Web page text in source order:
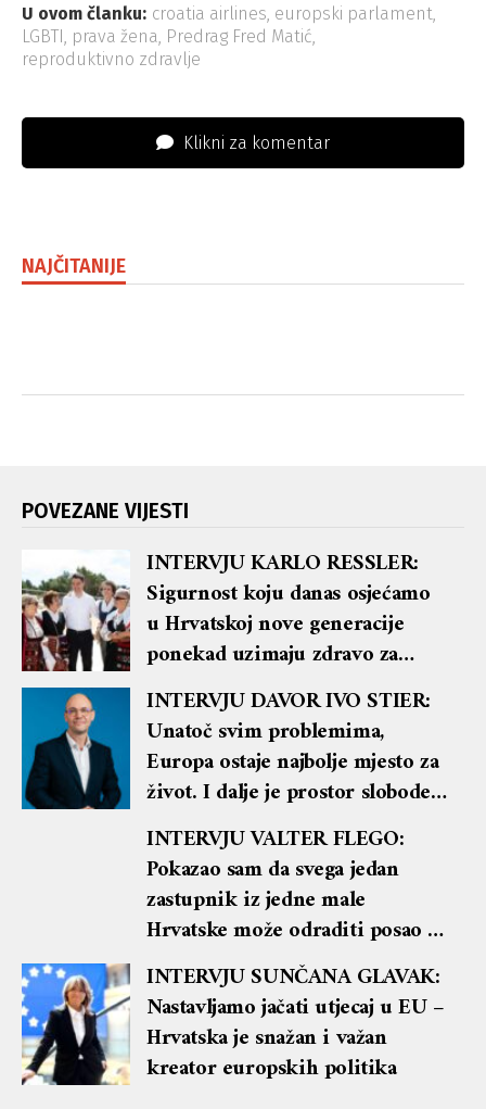
U ovom članku: croatia airlines, europski parlament,
LGBTI , prava žena, Predrag Fred Matić,
reproduktivno zdravlje
Klikni za komentar
NAJČITANIJE
POVEZANE VIJESTI
INTERVJU KARLO RESSLER:
Sigurnost koju danas osjećamo
u Hrvatskoj nove generacije
ponekad uzimaju zdravo za
gotovo
INTERVJU DAVOR IVO STIER:
Unatoč svim problemima,
Europa ostaje najbolje mjesto za
život. I dalje je prostor slobode
koji uz demokršćansku politiku
može ponovno biti snažna snaga
za dobro u ovome svijetu
INTERVJU VALTER FLEGO:
Pokazao sam da svega jedan
zastupnik iz jedne male
Hrvatske može odraditi posao i
biti glasan i prepoznatljiv u
Europskom parlamentu
INTERVJU SUNČANA GLAVAK:
Nastavljamo jačati utjecaj u EU –
Hrvatska je snažan i važan
kreator europskih politika